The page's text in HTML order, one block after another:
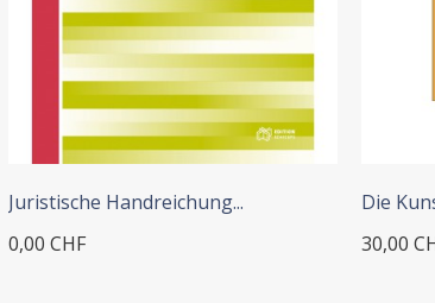
Juristische Handreichung...
0,00 CHF
Die
30,00